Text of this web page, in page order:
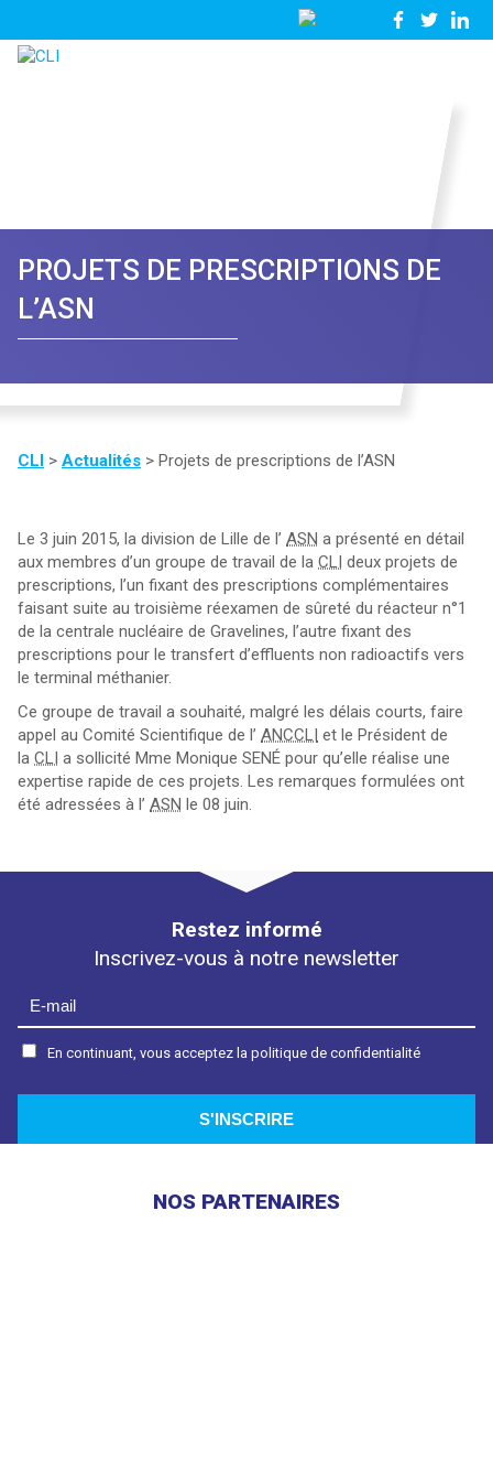
28
23
contacter
PROJETS DE PRESCRIPTIONS DE
L’ASN
CLI > Actualités > Projets de prescriptions de l’ASN
Le 3 juin 2015, la division de Lille de l’ ASN a présenté en détail
aux membres d’un groupe de travail de la CLI deux projets de
prescriptions, l’un fixant des prescriptions complémentaires
faisant suite au troisième réexamen de sûreté du réacteur n°1
de la centrale nucléaire de Gravelines, l’autre fixant des
prescriptions pour le transfert d’effluents non radioactifs vers
le terminal méthanier.
Ce groupe de travail a souhaité, malgré les délais courts, faire
appel au Comité Scientifique de l’ ANCCLI et le Président de
la CLI a sollicité Mme Monique SENÉ pour qu’elle réalise une
expertise rapide de ces projets. Les remarques formulées ont
été adressées à l’ ASN le 08 juin.
Restez informé
Inscrivez-vous à notre newsletter
En continuant, vous acceptez la politique de confidentialité
NOS PARTENAIRES